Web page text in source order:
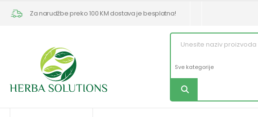
Za narudžbe preko 100 KM dostava je besplatna!